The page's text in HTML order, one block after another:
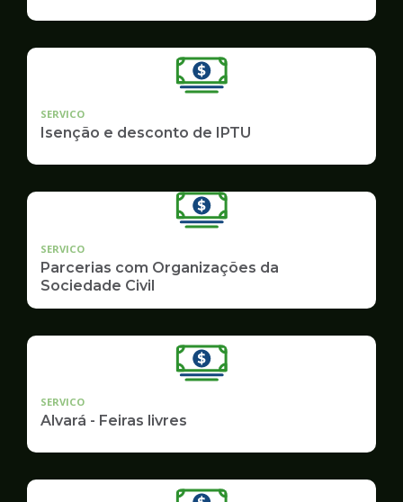
SERVICO
Isenção e desconto de IPTU
SERVICO
Parcerias com Organizações da
Sociedade Civil
SERVICO
Alvará - Feiras livres